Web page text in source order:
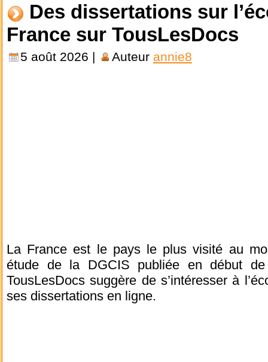
Des dissertations sur
France sur TousLesDocs
5 août 2026 | Auteur annie8
La France est le pays le plus visité au
étude de la DGCIS publiée en début
TousLesDocs suggère de s’intéresser à
ses dissertations en ligne.